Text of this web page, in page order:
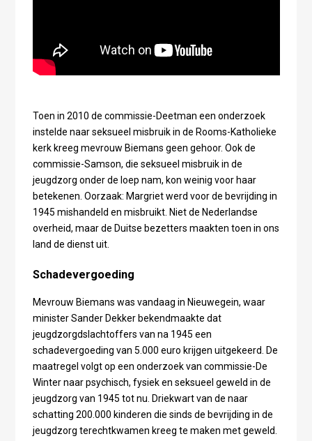
Toen in 2010 de commissie-Deetman een onderzoek
instelde naar seksueel misbruik in de Rooms-Katholieke
kerk kreeg mevrouw Biemans geen gehoor. Ook de
commissie-Samson, die seksueel misbruik in de
jeugdzorg onder de loep nam, kon weinig voor haar
betekenen. Oorzaak: Margriet werd voor de bevrijding in
1945 mishandeld en misbruikt. Niet de Nederlandse
overheid, maar de Duitse bezetters maakten toen in ons
land de dienst uit.
Schadevergoeding
Mevrouw Biemans was vandaag in Nieuwegein, waar
minister Sander Dekker bekendmaakte dat
jeugdzorgdslachtoffers van na 1945 een
schadevergoeding van 5.000 euro krijgen uitgekeerd. De
maatregel volgt op een onderzoek van commissie-De
Winter naar psychisch, fysiek en seksueel geweld in de
jeugdzorg van 1945 tot nu. Driekwart van de naar
schatting 200.000 kinderen die sinds de bevrijding in de
jeugdzorg terechtkwamen kreeg te maken met geweld.